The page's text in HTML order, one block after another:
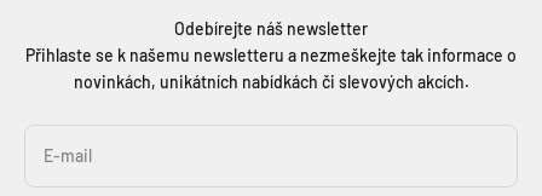
Odebírejte náš newsletter
Přihlaste se k našemu newsletteru a nezmeškejte tak informace o
novinkách, unikátních nabídkách či slevových akcích.
E-mail